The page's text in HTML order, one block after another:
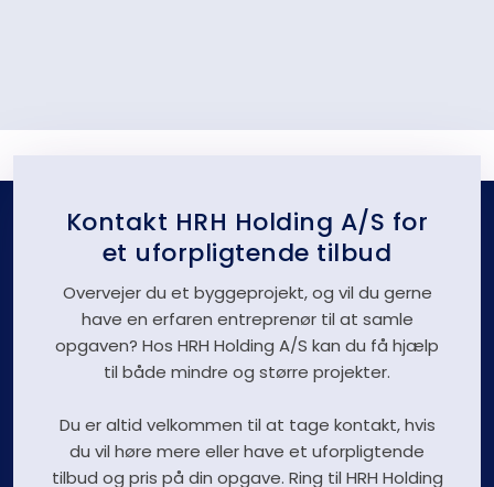
Kontakt HRH Holding A/S for
et uforpligtende tilbud
Overvejer du et byggeprojekt, og vil du gerne
have en erfaren entreprenør til at samle
opgaven? Hos HRH Holding A/S kan du få hjælp
til både mindre og større projekter.
Du er altid velkommen til at tage kontakt, hvis
du vil høre mere eller have et uforpligtende
tilbud og pris på din opgave. Ring til HRH Holding